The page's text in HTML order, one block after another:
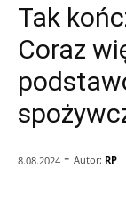
Tak
Coraz
8.08.2024 - Autor: RP